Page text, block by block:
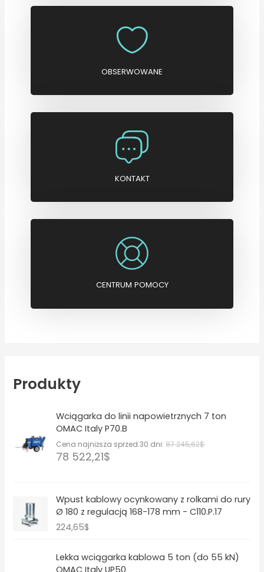
OBSERWOWANE
KONTAKT
CENTRUM POMOCY
Produkty
Wciągarka do linii napowietrznych 7 ton
OMAC Italy P70.B
Cena najniższa sprzed 30 dni:87 245,62$
78 522,21$
Wpust kablowy ocynkowany z rolkami do rury
Ø 180 z regulacją 168-178 mm - C110.P.17
224,65$
Lekka wciągarka kablowa 5 ton (do 55 kN)
OMAC Italy UP50